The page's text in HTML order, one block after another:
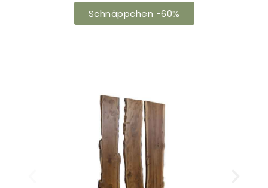
Schnäppchen -60%